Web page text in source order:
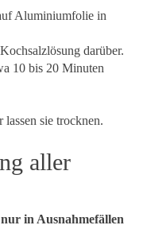
Aluminiumfolie in
darüber.
10 bis 20 Minuten
sie trocknen.
aller
nur in Ausnahmefällen